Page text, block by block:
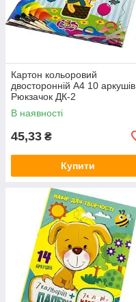
Картон кольоровий
двосторонній А4 10 аркушів
Рюкзачок ДК-2
В наявності
45,33 ₴
Купити